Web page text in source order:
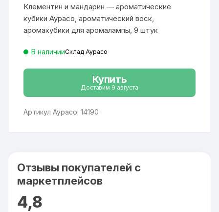
пользовате
лей
1
410 ₽.
Клементин и мандарин — ароматические
кубики Аурасо, ароматический воск,
аромакубики для аромалампы, 9 штук
В наличииСклад Аурасо
Купить
Доставим 9 августа
Артикул Аурасо: 14190
Отзывы покупателей с
маркетплейсов
4,8